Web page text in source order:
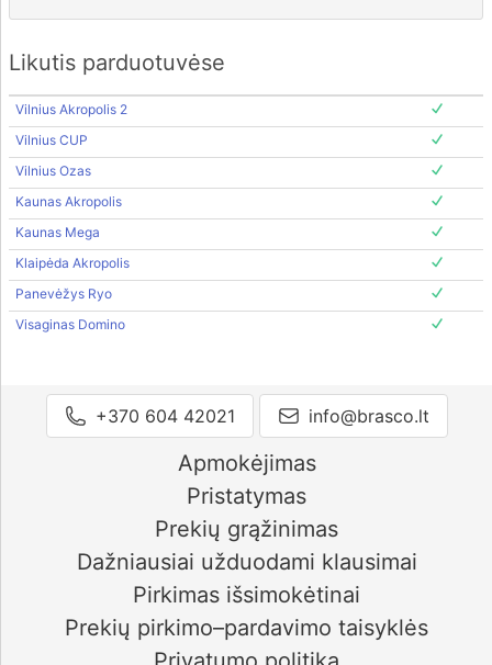
Likutis parduotuvėse
Vilnius Akropolis 2
Vilnius CUP
Vilnius Ozas
Kaunas Akropolis
Kaunas Mega
Klaipėda Akropolis
Panevėžys Ryo
Visaginas Domino
+370 604 42021 info@brasco.lt
Apmokėjimas
Pristatymas
Prekių grąžinimas
Dažniausiai užduodami klausimai
Pirkimas išsimokėtinai
Prekių pirkimo–pardavimo taisyklės